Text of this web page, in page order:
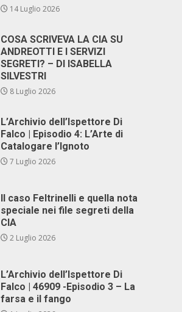
14 Luglio 2026
COSA SCRIVEVA LA CIA SU
ANDREOTTI E I SERVIZI
SEGRETI? – DI ISABELLA
SILVESTRI
8 Luglio 2026
L’Archivio dell’Ispettore Di
Falco | Episodio 4: L’Arte di
Catalogare l’Ignoto
7 Luglio 2026
Il caso Feltrinelli e quella nota
speciale nei file segreti della
CIA
2 Luglio 2026
L’Archivio dell’Ispettore Di
Falco | 46909 -Episodio 3 – La
farsa e il fango